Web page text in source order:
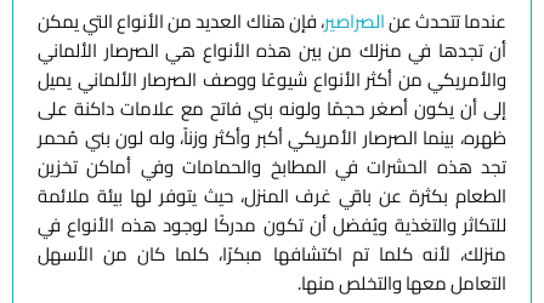
عندما تتحدث عنالصراصير، فإن هناك العديد من الأنواع التي يمكن
أن تجدها في منزلك من بين هذه الأنواع هي الصرصار الألماني
والأمريكي من أكثر الأنواع شيوعًا ووصف الصرصار الألماني يميل
إلى أن يكون أصغر حجمًا ولونه بني فاتح مع علامات داكنة على
ظهره، بينما الصرصار الأمريكي أكبر وأكثر وزناً، وله لون بني مُحمر
تجد هذه الحشرات في المطابخ والحمامات وفي أماكن تخزين
الطعام بكثرة عن باقي غرف المنزل، حيث يتوفر لها بيئة ملائمة
للتكاثر والتغذية ويُفضل أن تكون مدركًا لوجود هذه الأنواع في
منزلك، لأنه كلما تم اكتشافها مبكرًا، كلما كان من الأسهل
التعامل معها والتخلص منها.